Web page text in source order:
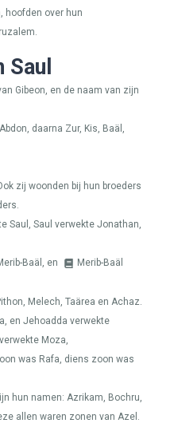
hoofden over hun
Gibeon, en de naam van zijn
daarna Zur, Kis, Baäl,
zij woonden bij hun broeders
Saul, Saul verwekte Jonathan,
Baäl, en
Merib-Baäl
Melech, Taärea en Achaz.
en Jehoadda verwekte
Moza,
was Rafa, diens zoon was
hun namen: Azrikam, Bochru,
allen waren zonen van Azel.